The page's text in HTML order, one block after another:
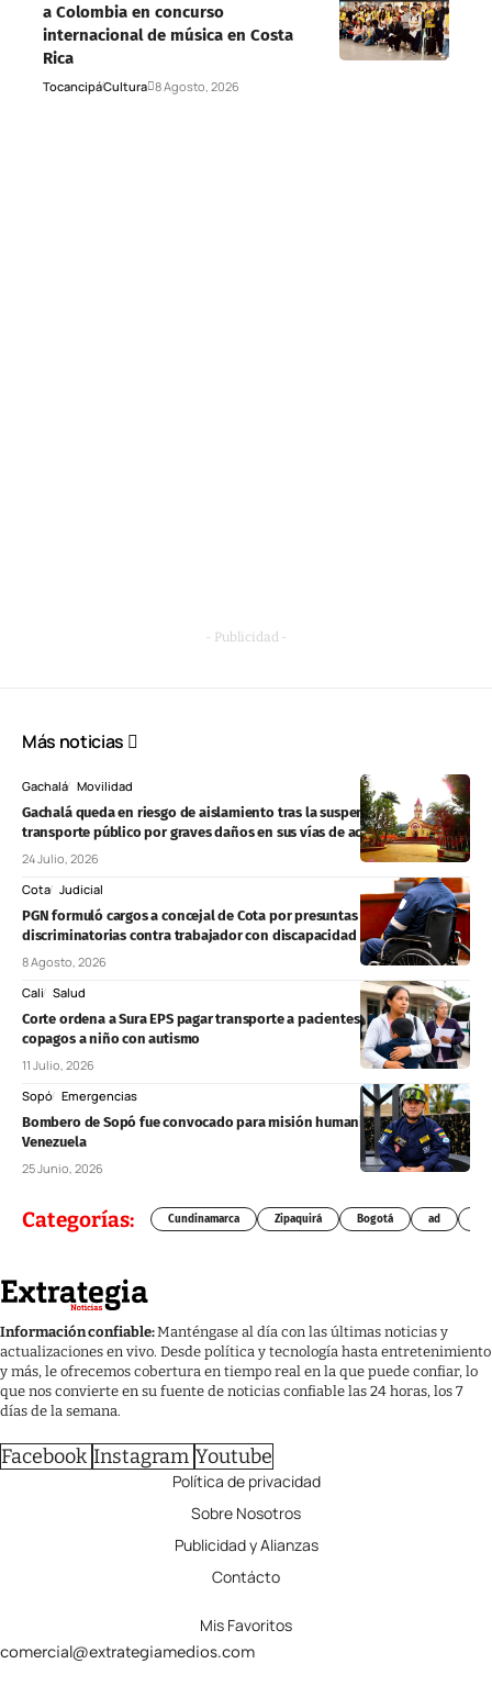
a Colombia en concurso
internacional de música en Costa
Rica
TocancipáCultura 8 Agosto, 2026
- Publicidad -
Más noticias
Gachalá Movilidad
Gachalá queda en riesgo de aislamiento tras la suspensión del
transporte público por graves daños en sus vías de acceso
24 Julio, 2026
Cota Judicial
PGN formuló cargos a concejal de Cota por presuntas expresiones
discriminatorias contra trabajador con discapacidad
8 Agosto, 2026
Cali Salud
Corte ordena a Sura EPS pagar transporte a pacientes y eliminar
copagos a niño con autismo
11 Julio, 2026
Sopó Emergencias
Bombero de Sopó fue convocado para misión humanitaria en
Venezuela
25 Junio, 2026
Categorías: Cundinamarca Zipaquirá Bogotá ad
Información confiable:Manténgase al día con las últimas noticias y
actualizaciones en vivo. Desde política y tecnología hasta entretenimiento
y más, le ofrecemos cobertura en tiempo real en la que puede confiar, lo
que nos convierte en su fuente de noticias confiable las 24 horas, los 7
días de la semana.
Facebook Instagram Youtube
Política de privacidad
Sobre Nosotros
Publicidad y Alianzas
Contácto
Mis Favoritos
comercial@extrategiamedios.com